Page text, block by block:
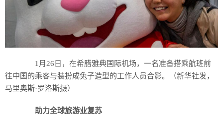
1月26日，在希腊雅典国际机场，一名准备搭乘航班前
往中国的乘客与装扮成兔子造型的工作人员合影。（新华社发，
马里奥斯·罗洛斯摄）
助力全球旅游业复苏